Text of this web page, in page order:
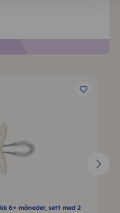
6+ måneder, sett med 2